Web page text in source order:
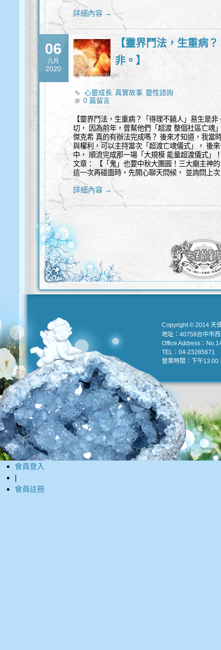
詳細內容 →
06
八月
2020
【靈界鬥法，生重病
非。】
by archangel
心靈成長,真實故事, 靈性諮詢
0 篇留言
【靈界鬥法，生重病？「得理不饒人」易生是
切， 因為前年，曾幫他們「超渡 整個社區亡魂
傑克希 真的有辦法完成嗎？ 後來才知道，我當
與權利，可以主持當次「超渡亡魂儀式」， 後
中， 順流完成那一場「大規模 能量超渡儀式」
文章： 【「鬼」也要中秋大團圓！三大廟主神
這一次再碰面時，先開心聊天問候， 並詢問上
詳細內容 →
Copyright © 2014 天
地址：40758台中市
Office Address：
TEL：04-23285671
營業時間：下午13:00
會員登入
|
會員註冊